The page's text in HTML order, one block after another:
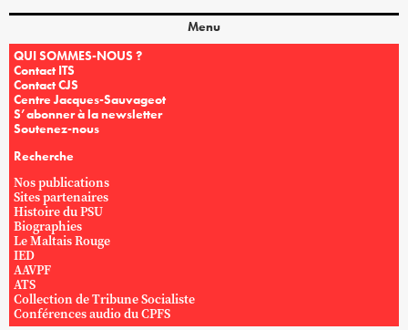
Menu
QUI SOMMES-NOUS ?
Contact ITS
Contact CJS
Centre Jacques-Sauvageot
S’abonner à la newsletter
Soutenez-nous
Recherche
Nos publications
Sites partenaires
Histoire du PSU
Biographies
Le Maltais Rouge
IED
AAVPF
ATS
Collection de Tribune Socialiste
Conférences audio du CPFS